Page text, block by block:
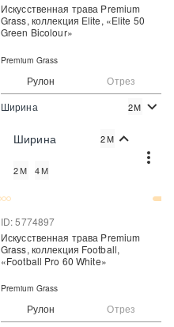
Рулон Отрез
Цена:
Искусственная трава Premium
Grass, коллекция Elite, «Elite 50
Green Bicolour»
Premium Grass
Ширина 2М
Ширина 2М
2М 4М
Рулон Отрез
ID: 5774897
Искусственная трава Premium
Grass, коллекция Football,
«Football Pro 60 White»
Premium Grass